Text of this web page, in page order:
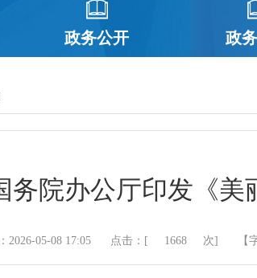
政务公开 政
院办公厅印发《美
2026-05-08 17:05 点击：[ 1668 次] 【